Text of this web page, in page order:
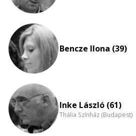
Bencze Ilona (39)
Inke László (61)
Thália Színház (Budapest)